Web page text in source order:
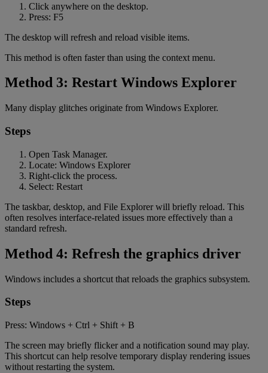
Click anywhere on the desktop.
Press: F5
The desktop will refresh and reload visible items.
This method is often faster than using the context menu.
Method 3: Restart Windows Explorer
Many display glitches originate from Windows Explorer.
Steps
Open Task Manager.
Locate: Windows Explorer
Right-click the process.
Select: Restart
The taskbar, desktop, and File Explorer will briefly reload. This
often resolves interface-related issues more effectively than a
standard refresh.
Method 4: Refresh the graphics driver
Windows includes a shortcut that reloads the graphics subsystem.
Steps
Press: Windows + Ctrl + Shift + B
The screen may briefly flicker and a notification sound may play.
This shortcut can help resolve temporary display rendering issues
without restarting the system.